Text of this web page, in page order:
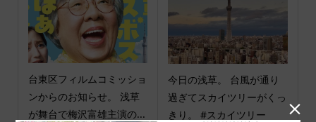
台東区フィルムコミッショ
ンからのお知らせ。 浅草
が舞台で梅沢富雄主演の...
今日の浅草。 台風が通り
過ぎてスカイツリーがくっ
きり。 #スカイツリー
